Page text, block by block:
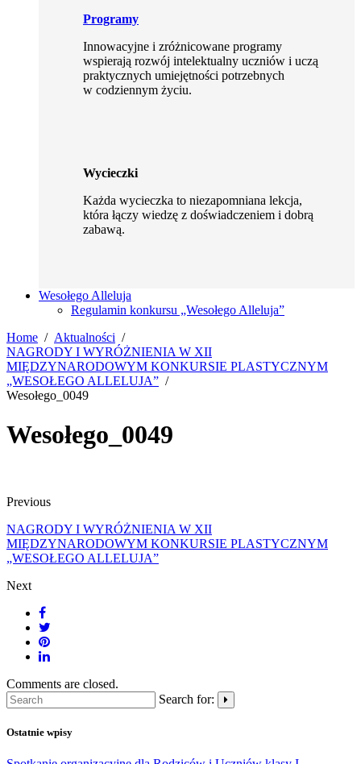
Programy
Innowacyjne i zróżnicowane programy
wspierają rozwój intelektualny uczniów i uczą
praktycznych umiejętności potrzebnych
w codziennym życiu.
Wycieczki
Każda wycieczka to niezapomniana lekcja,
która łączy wiedzę z doświadczeniem i dobrą
zabawą.
Wesołego Alleluja
Regulamin konkursu „Wesołego Alleluja”
Home
Aktualności
NAGRODY I WYRÓŻNIENIA W XII
MIĘDZYNARODOWYM KONKURSIE PLASTYCZNYM
„WESOŁEGO ALLELUJA”
Wesołego_0049
Wesołego_0049
Previous
NAGRODY I WYRÓŻNIENIA W XII
MIĘDZYNARODOWYM KONKURSIE PLASTYCZNYM
„WESOŁEGO ALLELUJA”
Next
Comments are closed.
Search for:
Ostatnie wpisy